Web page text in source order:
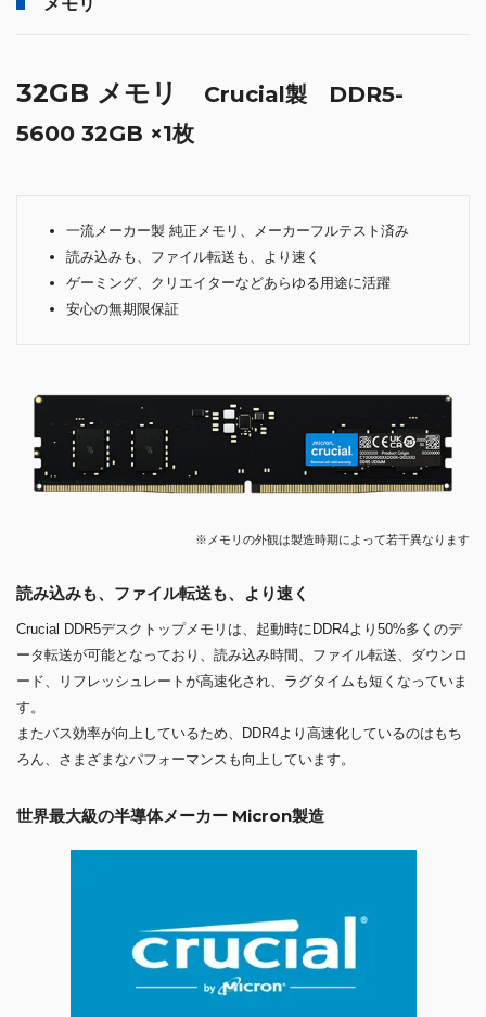
32GB メモリ
Crucial製 DDR5-
5600 32GB ×1枚
一流メーカー製 純正メモリ、メーカーフルテスト済み
読み込みも、ファイル転送も、より速く
ゲーミング、クリエイターなどあらゆる用途に活躍
安心の無期限保証
※メモリの外観は製造時期によって若干異なります
読み込みも、ファイル転送も、より速く
Crucial DDR5デスクトップメモリは、起動時にDDR4より50%多くのデ
ータ転送が可能となっており、読み込み時間、ファイル転送、ダウンロ
ード、リフレッシュレートが高速化され、ラグタイムも短くなっていま
す。
またバス効率が向上しているため、DDR4より高速化しているのはもち
ろん、さまざまなパフォーマンスも向上しています。
世界最大級の半導体メーカー Micron製造